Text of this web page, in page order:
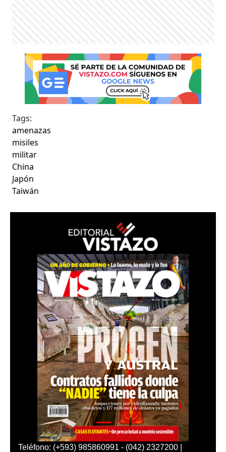
Tags:
amenazas
misiles
militar
China
Japón
Taiwán
Teléfono: (+593) 985860991 - (042) 2327200 |